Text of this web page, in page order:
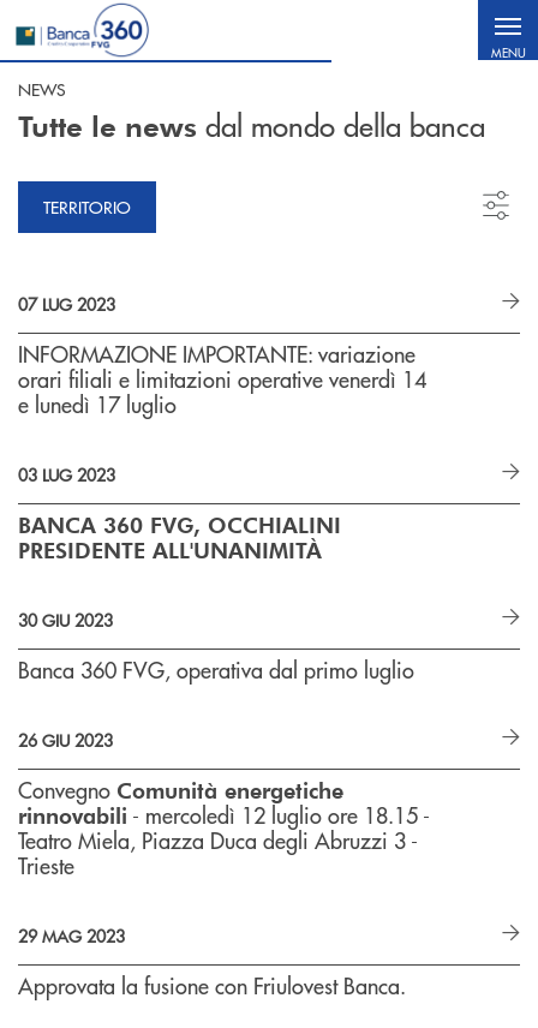
Salta al contenuto principale
MENU
NEWS
Tutte le news dal mondo della banca
TERRITORIO
07 LUG 2023
INFORMAZIONE IMPORTANTE: variazione
orari filiali e limitazioni operative venerdì 14
e lunedì 17 luglio
03 LUG 2023
BANCA 360 FVG, OCCHIALINI
PRESIDENTE ALL'UNANIMITÀ
30 GIU 2023
Banca 360 FVG, operativa dal primo luglio
26 GIU 2023
Convegno Comunità energetiche
rinnovabili - mercoledì 12 luglio ore 18.15 -
Teatro Miela, Piazza Duca degli Abruzzi 3 -
Trieste
29 MAG 2023
Approvata la fusione con Friulovest Banca.